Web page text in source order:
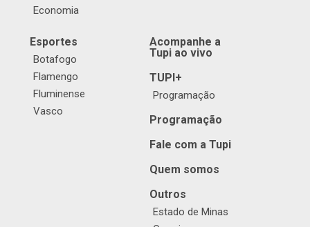
Economia
Esportes
Botafogo
Flamengo
Fluminense
Vasco
Acompanhe a
Tupi ao vivo
TUPI+
Programação
Programação
Fale com a Tupi
Quem somos
Outros
Estado de Minas